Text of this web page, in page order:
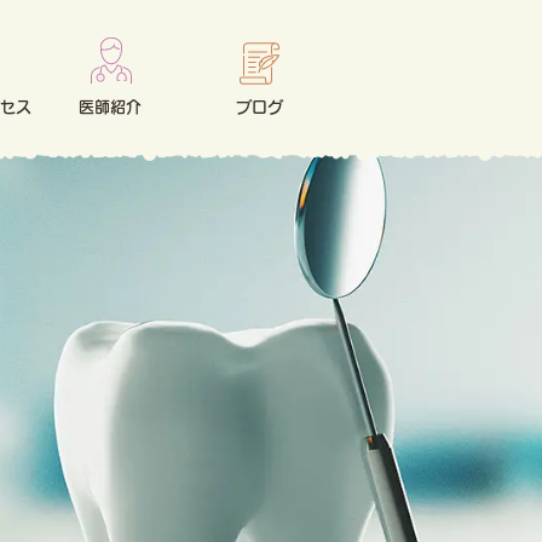
ス 医師紹介 ブログ